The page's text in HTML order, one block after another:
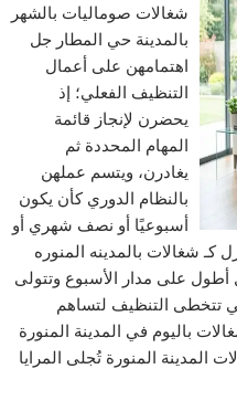
شغالات صوماليات بالشهر
بالمدينة حي المطار جل
اهتمامهن على أعمال
التنظيف الفعلي؛ إذ
يحضرن لإنجاز قائمة
المهام المحددة ثم
يغادرن، ويتسم عملهن
بالنظام الدوري كأن يكون
أسبوعيًا أو نصف شهري أو
كـ شغالات بالمدينه المنوره
على مدار الأسبوع وتتولى
تتخطى التنظيف لتساهم
باليوم في المدينة المنورة
المنورة تُجلى المرايا